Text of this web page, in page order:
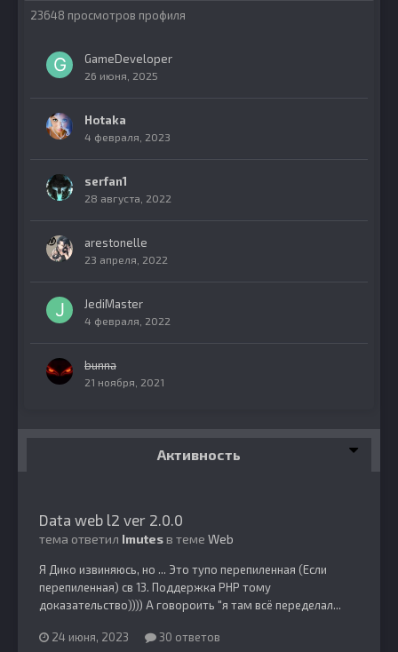
23648 просмотров профиля
GameDeveloper
26 июня, 2025
Hotaka
4 февраля, 2023
serfan1
28 августа, 2022
arestonelle
23 апреля, 2022
JediMaster
4 февраля, 2022
bunna
21 ноября, 2021
Активность
Data web l2 ver 2.0.0
тема ответил Imutesв теме Web
Я Дико извиняюсь, но ... Это тупо перепиленная (Если
перепиленная) св 13. Поддержка PHP тому
доказательство)))) А говороить "я там всё переделал...
24 июня, 2023 30 ответов